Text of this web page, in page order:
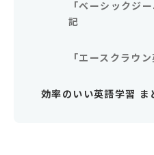
「ベーシックジ
記
「エースクラウ
効率のいい英語学習 ま